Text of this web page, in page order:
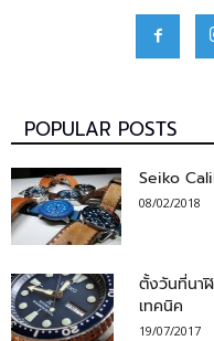
POPULAR POSTS
Seiko
08/02/2018
ตั้งวันที่นา
เทคนิค
19/07/2017